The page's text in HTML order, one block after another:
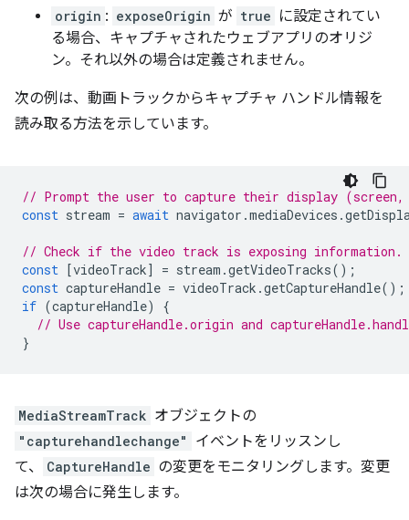
origin : exposeOrigin が true に設定されてい
る場合、キャプチャされたウェブアプリのオリジ
ン。それ以外の場合は定義されません。
次の例は、動画トラックからキャプチャ ハンドル情報を
読み取る方法を示しています。
// Prompt the user to capture their display (screen,
const stream = await navigator .mediaDevices .
// Check if the video track is exposing information.
const [videoTrack] = stream .getVideoTracks();
const captureHandle = videoTrack .getCaptureHandle();
if (captureHandle)
{
// Use captureHandle.origin and
}
MediaStreamTrack オブジェクトの
"capturehandlechange"
イベントをリッスンし
て、
CaptureHandle の変更をモニタリングします。変更
は次の場合に発生します。